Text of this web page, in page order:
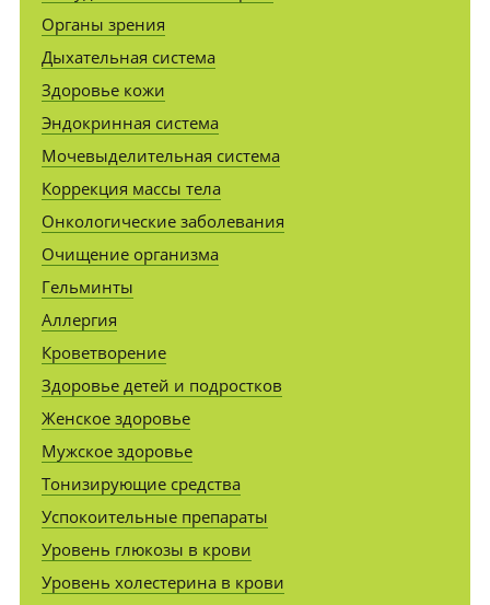
Органы зрения
Дыхательная система
Здоровье кожи
Эндокринная система
Мочевыделительная система
Коррекция массы тела
Онкологические заболевания
Очищение организма
Гельминты
Аллергия
Кроветворение
Здоровье детей и подростков
Женское здоровье
Мужское здоровье
Тонизирующие средства
Успокоительные препараты
Уровень глюкозы в крови
Уровень холестерина в крови